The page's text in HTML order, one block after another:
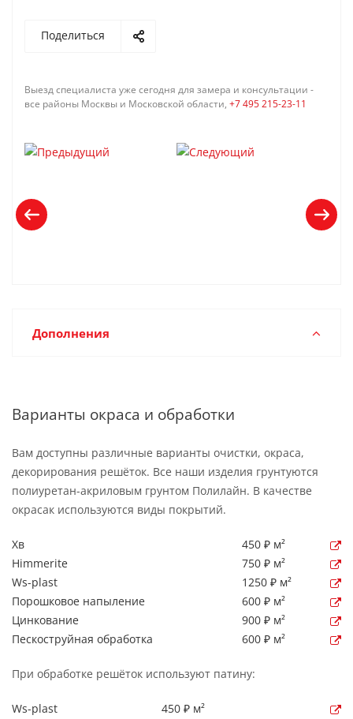
Поделиться
Выезд специалиста уже сегодня для замера и консультации -
все районы Москвы и Московской области, +7 495 215-23-11
Дополнения
Варианты окраса и обработки
Вам доступны различные варианты очистки, окраса,
декорирования решёток. Все наши изделия грунтуются
полиуретан-акриловым грунтом Полилайн. В качестве
окрасак используются виды покрытий.
Хв
450 ₽ м²
Himmerite
750 ₽ м²
Ws-plast
1250 ₽ м²
Порошковое напыление
600 ₽ м²
Цинкование
900 ₽ м²
Пескоструйная обработка
600 ₽ м²
При обработке решёток используют патину:
Ws-plast
450 ₽ м²